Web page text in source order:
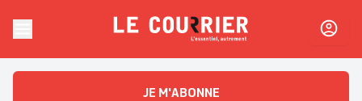
Le CourrierL'essentiel, autrement
JE M'ABONNE